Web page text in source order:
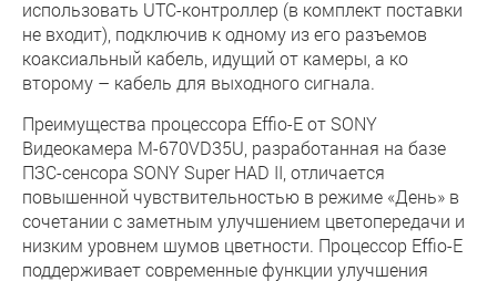
использовать UTC-контроллер (в комплект поставки
не входит), подключив к одному из его разъемов
коаксиальный кабель, идущий от камеры, а ко
второму – кабель для выходного сигнала.
Преимущества процессора Effio-E от SONY
Видеокамера M-670VD35U, разработанная на базе
ПЗС-сенсора SONY Super HAD II, отличается
повышенной чувствительностью в режиме «День» в
сочетании с заметным улучшением цветопередачи и
низким уровнем шумов цветности. Процессор Effio-E
поддерживает современные функции улучшения